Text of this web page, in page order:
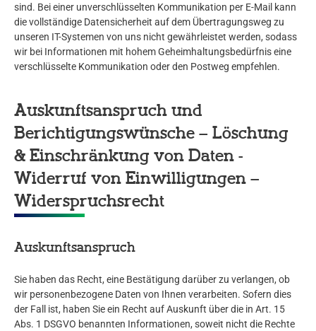
sind. Bei einer unverschlüsselten Kommunikation per E-Mail kann
die vollständige Datensicherheit auf dem Übertragungsweg zu
unseren IT-Systemen von uns nicht gewährleistet werden, sodass
wir bei Informationen mit hohem Geheimhaltungsbedürfnis eine
verschlüsselte Kommunikation oder den Postweg empfehlen.
Auskunftsanspruch und
Berichtigungswünsche – Löschung
& Einschränkung von Daten -
Widerruf von Einwilligungen –
Widerspruchsrecht
Auskunftsanspruch
Sie haben das Recht, eine Bestätigung darüber zu verlangen, ob
wir personenbezogene Daten von Ihnen verarbeiten. Sofern dies
der Fall ist, haben Sie ein Recht auf Auskunft über die in Art. 15
Abs. 1 DSGVO benannten Informationen, soweit nicht die Rechte